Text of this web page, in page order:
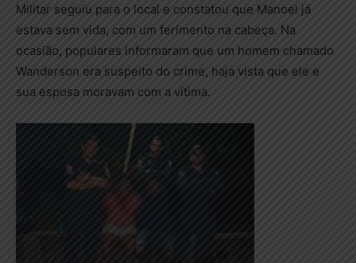
Militar seguiu para o local e constatou que Manoel já
estava sem vida, com um ferimento na cabeça. Na
ocasião, populares informaram que um homem chamado
Wanderson era suspeito do crime, haja vista que ele e
sua esposa moravam com a vítima.